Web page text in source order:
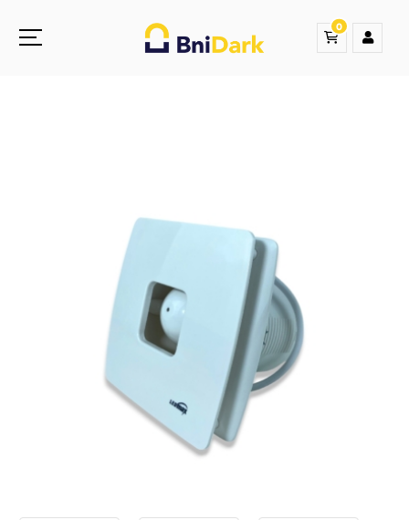
0